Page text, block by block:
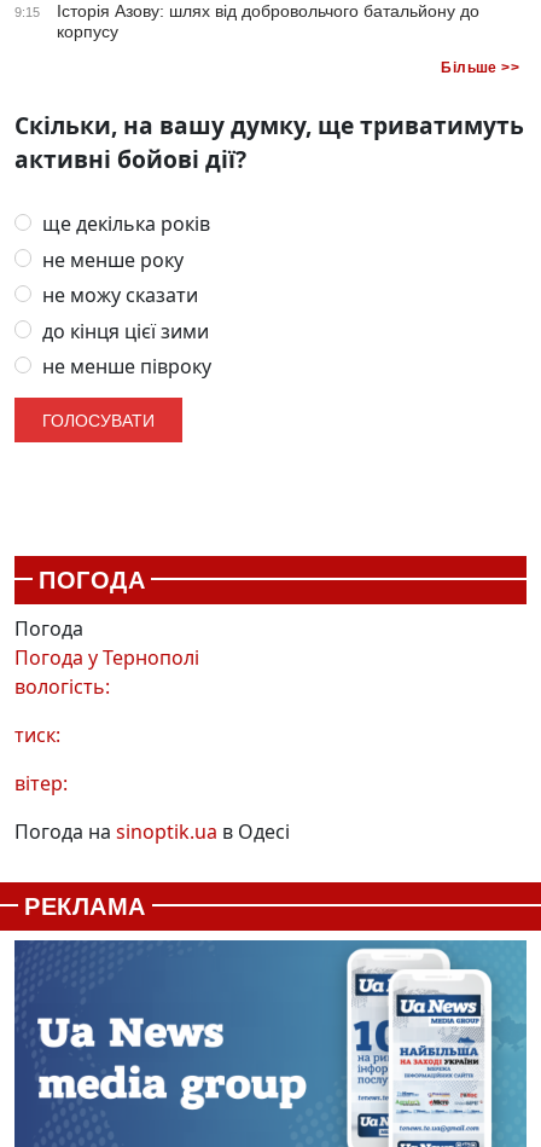
9:15
Історія Азову: шлях від добровольчого батальйону до
корпусу
Більше >>
Скільки, на вашу думку, ще триватимуть
активні бойові дії?
ще декілька років
не менше року
не можу сказати
до кінця цієї зими
не менше півроку
ПОГОДА
Погода
Погода уТернополі
вологість:
тиск:
вітер:
Погода на sinoptik.ua в Одесі
РЕКЛАМА